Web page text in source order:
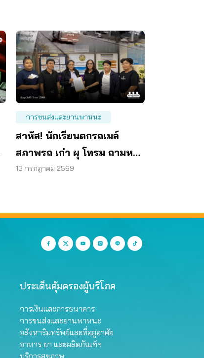
การขนส่งและยานพาหนะ
สาหัส! นักเรียนตกรถเมล์
สภาพรถ เก่า ผุ โทรม ถามหา
มาตรฐานรถปลอดภัย
13 กรกฎาคม 2569
ประเด็นคุ้มครองผู้บริโภค
การเงินและการธนาคาร
การขนส่งและยานพาหนะ
อสังหาริมทรัพย์และที่อยู่อาศัย
อาหาร ยา และผลิตภัณฑ์ฯ